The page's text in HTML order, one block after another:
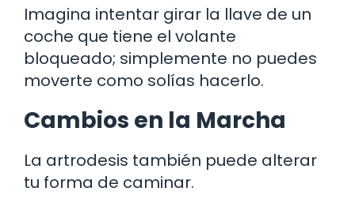
Imagina intentar girar la llave de un
coche que tiene el volante
bloqueado; simplemente no puedes
moverte como solías hacerlo.
Cambios en la Marcha
La artrodesis también puede alterar
tu forma de caminar.